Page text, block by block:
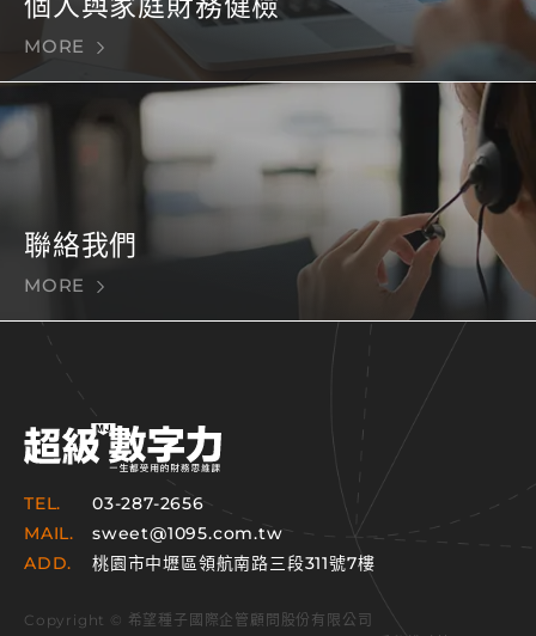
MORE
聯絡我們
MORE
TEL.
03-287-2656
MAIL.
sweet@1095.com.tw
ADD.
桃園市中壢區領航南路三段311號7樓
Copyright © 希望種子國際企管顧問股份有限公司